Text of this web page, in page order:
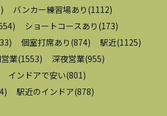
) バンカー練習場あり (1112)
) ショートコースあり (173)
) 個室打席あり (874) 駅近(1125)
業(1553) 深夜営業(955)
インドアで安い(801)
) 駅近のインドア(878)